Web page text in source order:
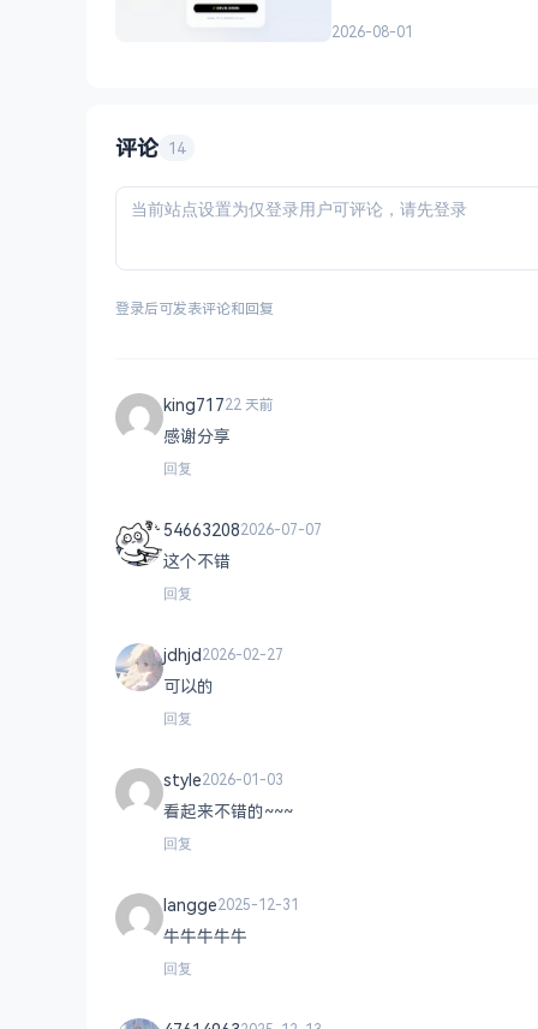
2026-08-01
评论 14
登录后可发表评论和回复
king71722 天前
感谢分享
回复
546632082026-07-07
这个不错
回复
jdhjd2026-02-27
可以的
回复
style2026-01-03
看起来不错的~~~
回复
langge2025-12-31
牛牛牛牛牛
回复